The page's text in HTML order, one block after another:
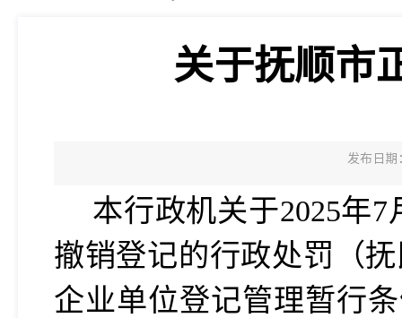
关于抚顺市
发布日
本行政机关于2025年
撤销登记的行政处罚（
企业单位登记管理暂行